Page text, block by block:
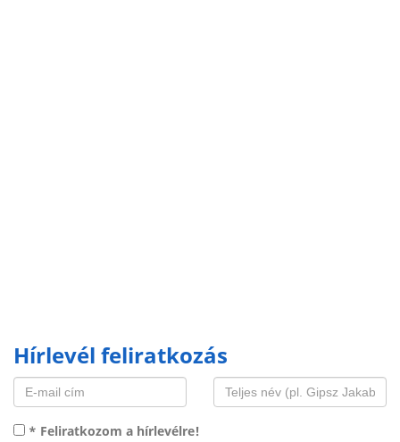
Hírlevél feliratkozás
* Feliratkozom a hírlevélre!